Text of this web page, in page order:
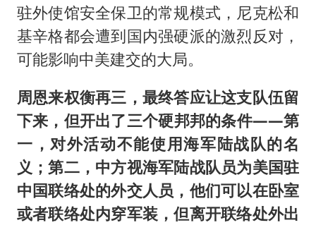
驻外使馆安全保卫的常规模式，尼克松和
基辛格都会遭到国内强硬派的激烈反对，
可能影响中美建交的大局。
周恩来权衡再三，最终答应让这支队伍留
下来，但开出了三个硬邦邦的条件——第
一，对外活动不能使用海军陆战队的名
义；第二，中方视海军陆战队员为美国驻
中国联络处的外交人员，他们可以在卧室
或者联络处内穿军装，但离开联络处外出